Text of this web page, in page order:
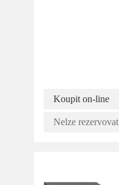
Koupit on-line
Nelze rezervovat